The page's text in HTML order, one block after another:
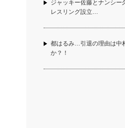
ジャッキー佐藤とナンシ
レスリング設立…
都はるみ…引退の理由は中
か？！